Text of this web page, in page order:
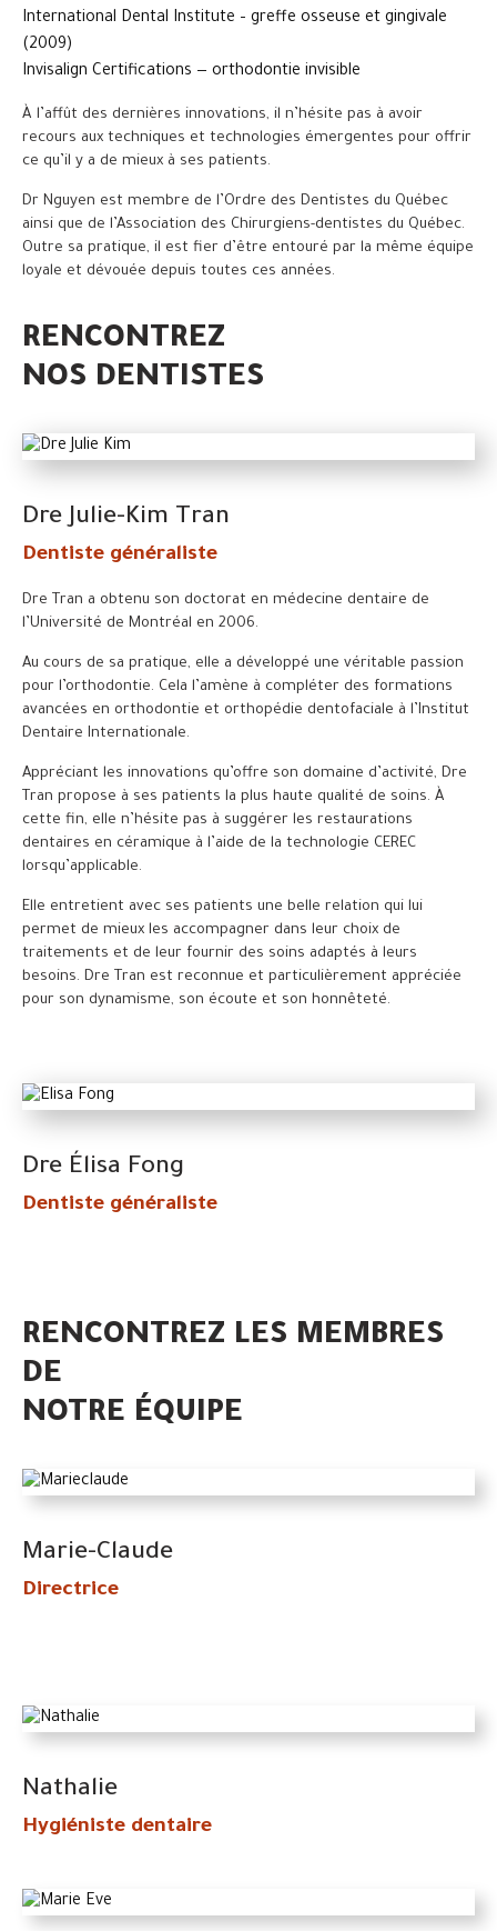
International Dental Institute – greffe osseuse et gingivale
(2009)
Invisalign Certifications — orthodontie invisible
À l’affût des dernières innovations, il n’hésite pas à avoir
recours aux techniques et technologies émergentes pour offrir
ce qu’il y a de mieux à ses patients.
Dr Nguyen est membre de l’Ordre des Dentistes du Québec
ainsi que de l’Association des Chirurgiens-dentistes du Québec.
Outre sa pratique, il est fier d’être entouré par la même équipe
loyale et dévouée depuis toutes ces années.
RENCONTREZ
NOS DENTISTES
Dre Julie-Kim Tran
Dentiste généraliste
Dre Tran a obtenu son doctorat en médecine dentaire de
l’Université de Montréal en 2006.
Au cours de sa pratique, elle a développé une véritable passion
pour l’orthodontie. Cela l’amène à compléter des formations
avancées en orthodontie et orthopédie dentofaciale à l’Institut
Dentaire Internationale.
Appréciant les innovations qu’offre son domaine d’activité, Dre
Tran propose à ses patients la plus haute qualité de soins. À
cette fin, elle n’hésite pas à suggérer les restaurations
dentaires en céramique à l’aide de la technologie CEREC
lorsqu’applicable.
Elle entretient avec ses patients une belle relation qui lui
permet de mieux les accompagner dans leur choix de
traitements et de leur fournir des soins adaptés à leurs
besoins. Dre Tran est reconnue et particulièrement appréciée
pour son dynamisme, son écoute et son honnêteté.
Dre Élisa Fong
Dentiste généraliste
RENCONTREZ LES MEMBRES
DE
NOTRE ÉQUIPE
Marie-Claude
Directrice
Nathalie
Hygiéniste dentaire